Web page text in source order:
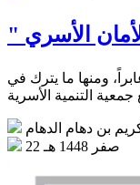
الأسري
ومنها ما يترك في
بن دهام الدهام
22 صفر 1448 هـ